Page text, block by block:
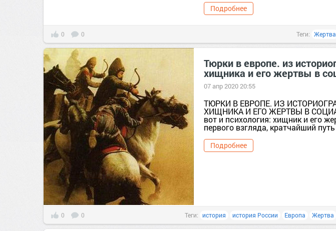
Подробнее
0 0 Теги: Жертва
Тюрки в европе. из
хищника и его жертвы в
07 апр 2020 20:55
ТЮРКИ В ЕВРОПЕ. ИЗ
ХИЩНИКА И ЕГО ЖЕРТВЫ В
вот и психология: хищник и его
первого взгляда, кратчайший
Подробнее
0 0 Теги: история история России Европа Жертва